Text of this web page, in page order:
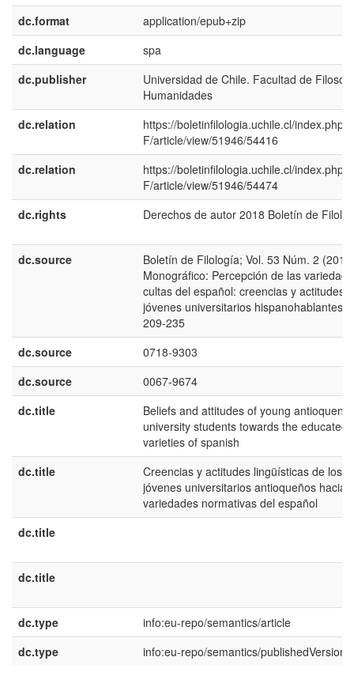
dc.format
application/epub+zip
dc.language
spa
dc.publisher
Universidad de Chile. Facultad de
Humanidades
dc.relation
https://boletinfilologia.uchile.cl/index.php/
F/article/view/51946/54416
dc.relation
https://boletinfilologia.uchile.cl/index.php/
F/article/view/51946/54474
dc.rights
Derechos de autor 2018 Boletín de
dc.source
Boletín de Filología; Vol. 53 Núm. 2
Monográfico: Percepción de las
cultas del español: creencias y actitudes
jóvenes universitarios hispanohablantes;
209-235
dc.source
0718-9303
dc.source
0067-9674
dc.title
Beliefs and attitudes of young antioqueno
university students towards the educated
varieties of spanish
dc.title
Creencias y actitudes lingüísticas de los
jóvenes universitarios antioqueños hacia
variedades normativas del español
dc.title
dc.title
dc.type
info:eu-repo/semantics/article
dc.type
info:eu-repo/semantics/publishedVersion